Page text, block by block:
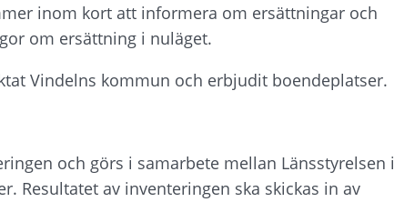
inom kort att informera om ersättningar och
om ersättning i nuläget.
Vindelns kommun och erbjudit boendeplatser.
och görs i samarbete mellan Länsstyrelsen i
Resultatet av inventeringen ska skickas in av